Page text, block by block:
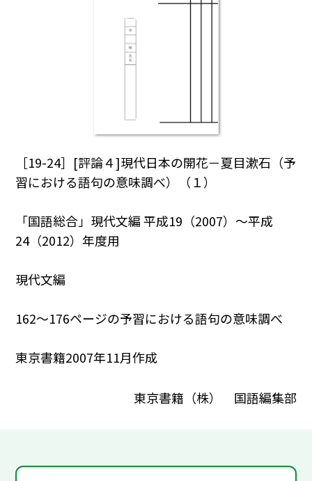
［19-24］[評論４]現代日本の開花－夏目漱石（予
習における語句の意味調べ）（１）
「国語総合」現代文編 平成19（2007）～平成
24（2012）年度用
現代文編
162～176ページの予習における語句の意味調べ
東京書籍2007年11月作成
東京書籍（株） 国語編集部